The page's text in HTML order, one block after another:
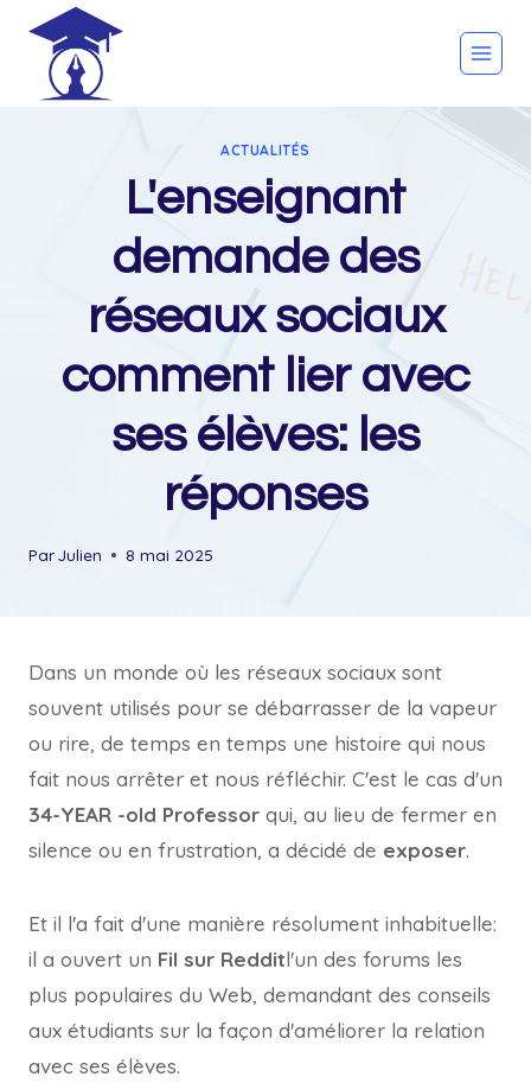
content
ACTUALITÉS
L'enseignant
demande des
réseaux sociaux
comment lier avec
ses élèves: les
réponses
ParJulien 8 mai 2025
Dans un monde où les réseaux sociaux sont
souvent utilisés pour se débarrasser de la vapeur
ou rire, de temps en temps une histoire qui nous
fait nous arrêter et nous réfléchir. C'est le cas d'un
34-YEAR -old Professor qui, au lieu de fermer en
silence ou en frustration, a décidé de exposer.
Et il l'a fait d'une manière résolument inhabituelle:
il a ouvert un Fil sur Redditl'un des forums les
plus populaires du Web, demandant des conseils
aux étudiants sur la façon d'améliorer la relation
avec ses élèves.